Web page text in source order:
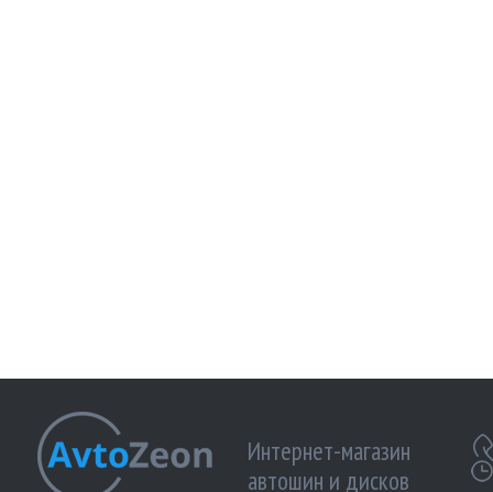
Интернет-магазин
автошин и дисков